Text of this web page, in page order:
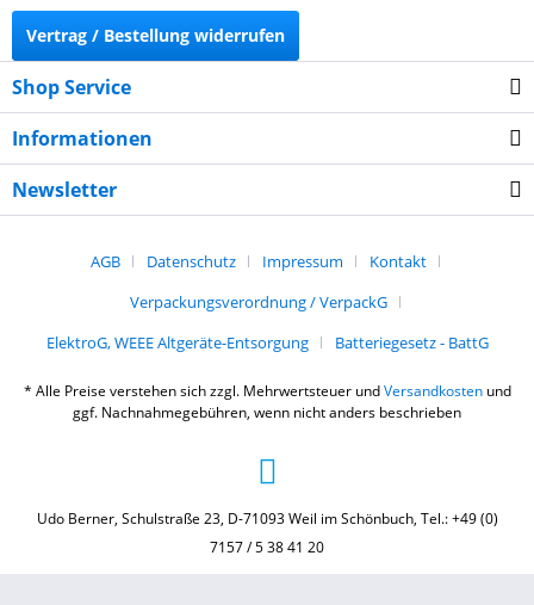
Vertrag / Bestellung widerrufen
Shop Service
Informationen
Newsletter
AGB Datenschutz Impressum
Kontakt
Verpackungsverordnung / VerpackG
ElektroG, WEEE Altgeräte-Entsorgung
Batteriegesetz - BattG
* Alle Preise verstehen sich zzgl. Mehrwertsteuer undVersandkostenund
ggf. Nachnahmegebühren, wenn nicht anders beschrieben
Udo Berner, Schulstraße 23, D-71093 Weil im Schönbuch, Tel.: +49 (0)
7157 / 5 38 41 20